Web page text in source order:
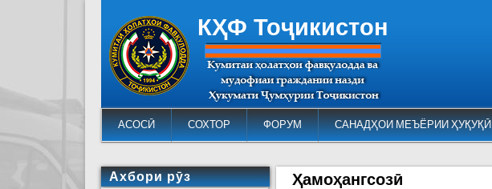
КҲФ Тоҷикистон
АСОСӢ СОХТОР ФОРУМ САНАДҲОИ МЕЪЁРИИ ҲУҚУҚӢ
Ҳамоҳангсозӣ
Ахбори рӯз